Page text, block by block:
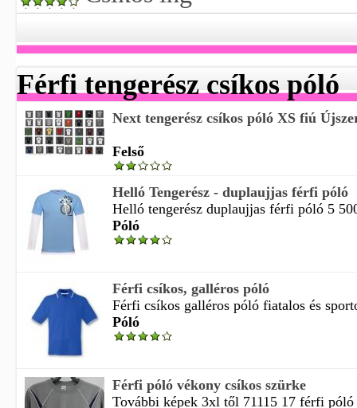
Férfi tengerész csíkos póló
Next tengerész csíkos póló XS fiú
Felső
Helló Tengerész - duplaujjas férfi póló
Helló tengerész duplaujjas férfi póló 5
Póló
Férfi csíkos, galléros póló
Férfi csíkos galléros póló fiatalos és
Póló
Férfi póló vékony csíkos szürke
További képek 3xl től 71115 17 férfi póló